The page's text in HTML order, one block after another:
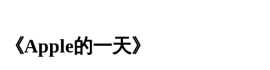
《Apple的一天》